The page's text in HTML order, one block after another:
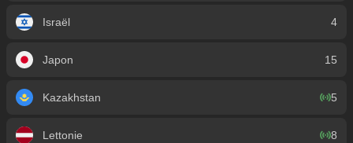
Israël 4
Japon 15
Kazakhstan 5
Lettonie 8